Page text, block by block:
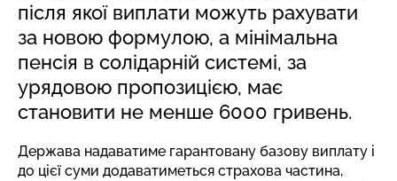
після якої виплати можуть рахувати
за новою формулою, а мінімальна
пенсія в солідарній системі, за
урядовою пропозицією, має
становити не менше 6000 гривень.
Держава надаватиме гарантовану базову виплату і
до цієї суми додаватиметься страхова частина,